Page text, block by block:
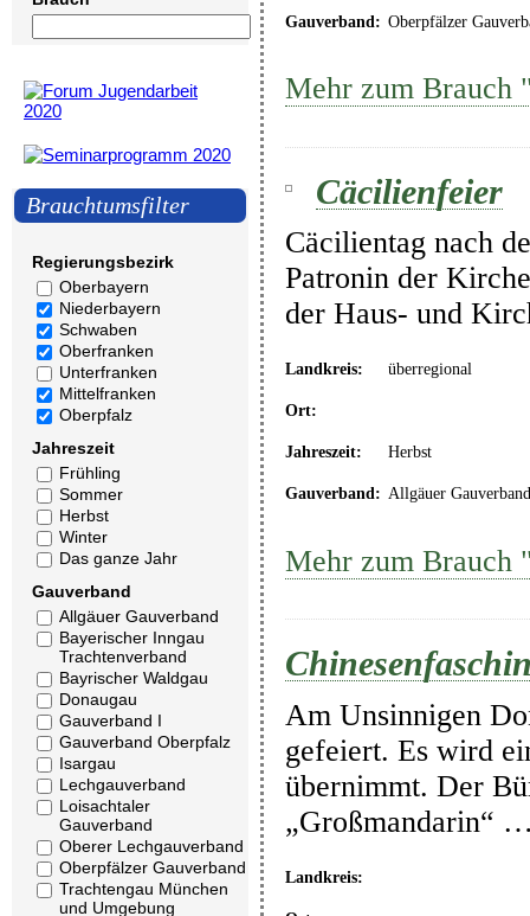
Brauchtumsfilter
Regierungsbezirk
Oberbayern
Niederbayern
Schwaben
Oberfranken
Unterfranken
Mittelfranken
Oberpfalz
Jahreszeit
Frühling
Sommer
Herbst
Winter
Das ganze Jahr
Gauverband
Allgäuer Gauverband
Bayerischer Inngau
Trachtenverband
Bayrischer Waldgau
Donaugau
Gauverband I
Gauverband Oberpfalz
Isargau
Lechgauverband
Loisachtaler
Gauverband
Oberer Lechgauverband
Oberpfälzer Gauverband
Trachtengau München
und Umgebung
Gauverband: Oberpfälzer
Mehr zum Brauch
Cäcilienfeier
Cäcilientag nach
Patronin der
der Haus- und
Landkreis: überregional
Ort:
Jahreszeit: Herbst
Gauverband: Allgäuer Gauverband
Mehr zum Brauch
Am Unsinnigen
gefeiert. Es wird
übernimmt. Der
„Großmandarin“
Landkreis: